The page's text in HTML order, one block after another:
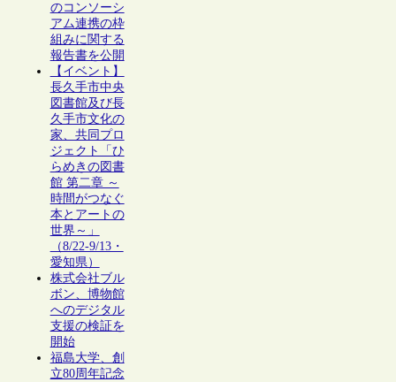
のコンソーシ
アム連携の枠
組みに関する
報告書を公開
【イベント】
長久手市中央
図書館及び長
久手市文化の
家、共同プロ
ジェクト「ひ
らめきの図書
館 第二章 ～
時間がつなぐ
本とアートの
世界～」
（8/22-9/13・
愛知県）
株式会社ブル
ボン、博物館
へのデジタル
支援の検証を
開始
福島大学、創
立80周年記念